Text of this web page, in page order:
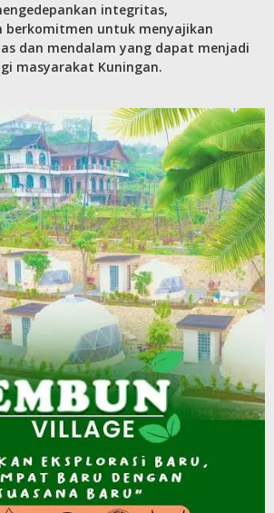
integritas,
berkomitmen untuk menyajikan
dan mendalam yang dapat menjadi
masyarakat Kuningan.